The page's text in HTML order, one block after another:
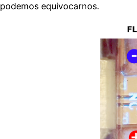
podemos equivocarnos.